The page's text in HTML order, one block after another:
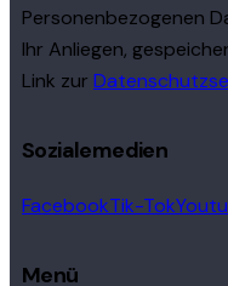
Personenbezogenen
Ihr Anliegen,
Link zur
Sozialemedien
FacebookTik-Tok
Menü